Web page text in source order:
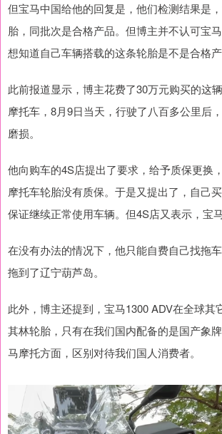
但宝马中国给他的回复是，他们检测结果是
胎，同批次是合格产品。但博主并不认可宝
想知道自己车辆搭载的这条轮胎是不是合格产
此前报道显示，博主花费了30万元购买的这
摩托车，8月9日当天，行驶了八百多公里后
磨损。
他向购车的4S店提出了要求，给予质保更换
摩托车轮胎没有质保。于是又提出了，自己
保证继续正常使用车辆。但4S店又表示，宝
在没有办法的情况下，他只能自费自己找拖
拖到了辽宁葫芦岛。
此外，博主还提到，宝马1300 ADV在全球其
其林轮胎，只有在我们国内配备的是国产象
马摩托方面，区别对待我们国人消费者。